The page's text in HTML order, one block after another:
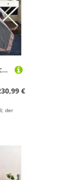
HYHJYMG Vierteilige Bettwäsche Set Luxus 1000TC Egyptian Baumwoll Stickerei Bettwäsche Königin/Kingsize 4pcs Bettdecke Bettschatz -Kissenbezugsbett Vier Teile Set,
€
der